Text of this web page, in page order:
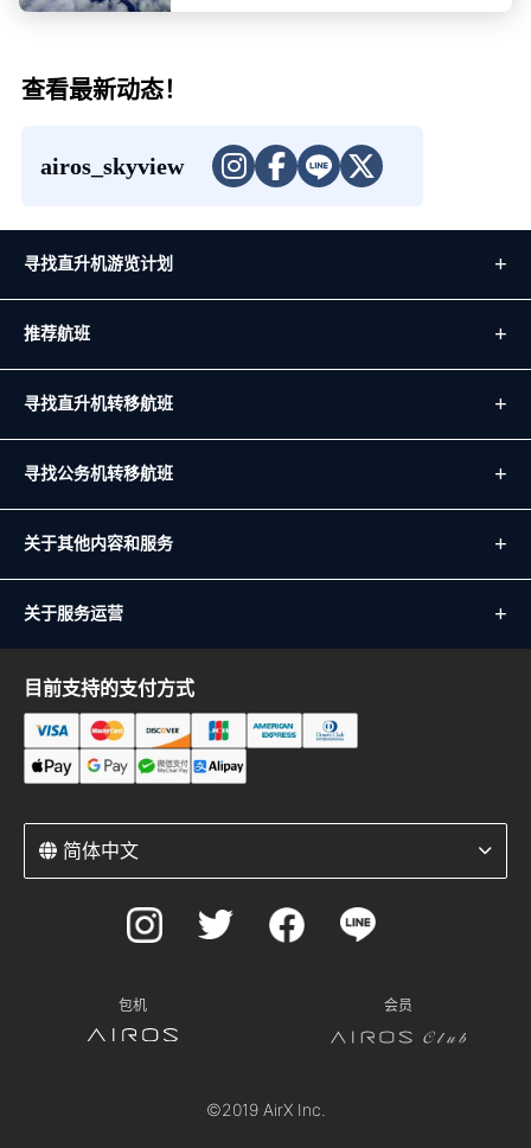
查看最新动态！
airos_skyview
寻找直升机游览计划
推荐航班
寻找直升机转移航班
寻找公务机转移航班
关于其他内容和服务
关于服务运营
目前支持的支付方式
简体中文
包机 会员
©2019 AirX Inc.